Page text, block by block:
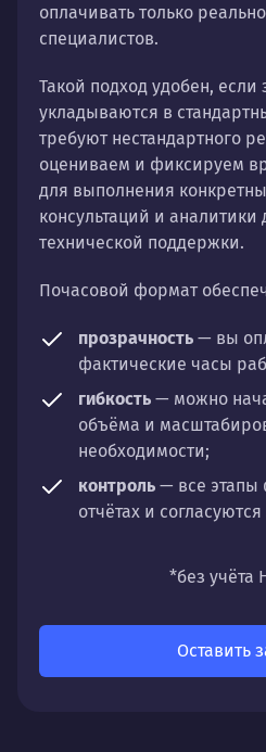
оплачивать только
специалистов.
Такой подход удобен, если
укладываются в
требуют нестандартного
оцениваем и фиксируем
для выполнения
консультаций и
технической поддержки.
Почасовой формат
прозрачность — вы
фактические часы
гибкость — можно
объёма и
необходимости;
контроль — все этапы
отчётах и
направлений:*без учёта
Оставить